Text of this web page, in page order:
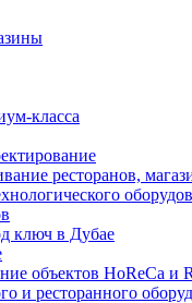
класса
ресторанов,
ключ в Дубае
объектов HoReCa и
и ресторанного